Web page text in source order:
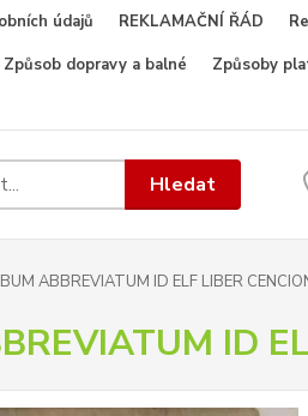
údajů REKLAMAČNÍ ŘÁD
Způsob dopravy a balné
Způsoby
Hledat
ABBREVIATUM ID ELF LIBER
ID